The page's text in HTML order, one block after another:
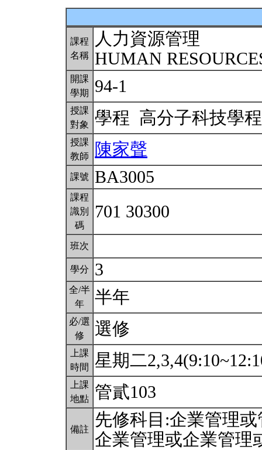
課程
名稱
人力資源管理
HUMAN
開課
學期
94-1
授課
對象
學程 高分子科技學
授課
教師
陳家聲
課號 BA3005
課程
識別
碼
701 30300
班次
學分 3
全/半
年
半年
必/選
修
選修
上課
時間
星期二
上課
地點
管貳103
備註
先修科目:企業管理
企業管理或企業管